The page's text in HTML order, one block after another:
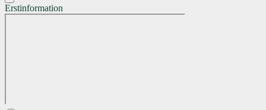
Erstinformation